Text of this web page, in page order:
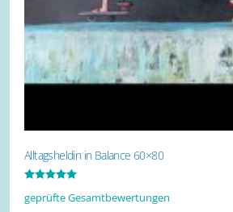
Alltagsheldin in Balance 60×80
5.00
geprüfte Gesamtbewertungen